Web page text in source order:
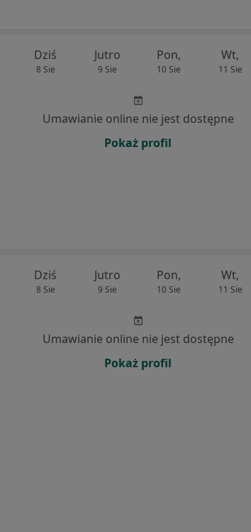
Dziś
8 Sie
Jutro
9 Sie
Pon,
10 Sie
Wt,
11 Sie
Umawianie online nie jest dostępne
Pokaż profil
Dziś
8 Sie
Jutro
9 Sie
Pon,
10 Sie
Wt,
11 Sie
Umawianie online nie jest dostępne
Pokaż profil